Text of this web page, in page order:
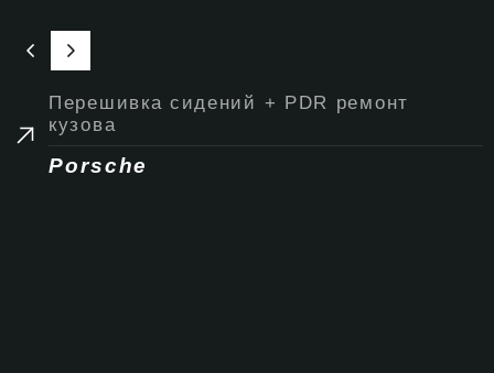
Перешивка сидений + PDR ремонт
кузова
Porsche